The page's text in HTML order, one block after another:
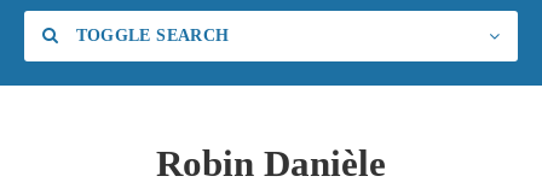
TOGGLE SEARCH
Robin Danièle